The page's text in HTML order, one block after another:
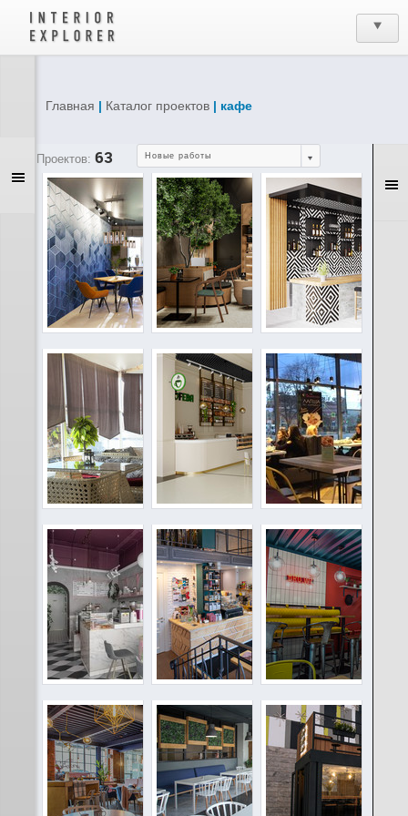
Главная | Каталог проектов | кафе
Проектов: 63 Новые работы